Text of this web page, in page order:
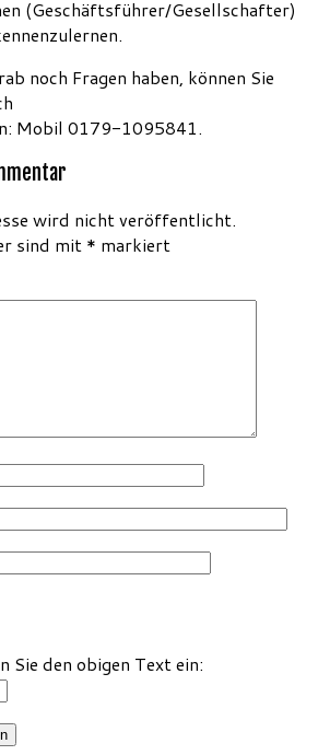
(Geschäftsführer/Gesellschafter)
noch Fragen haben, können Sie
Mobil 0179-1095841.
wird nicht veröffentlicht.
sind mit * markiert
Sie den obigen Text ein: